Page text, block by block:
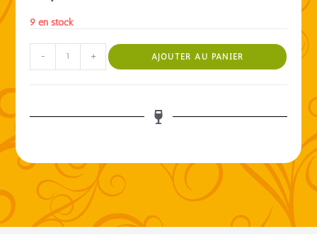
9 en stock
- + AJOUTER AU PANIER